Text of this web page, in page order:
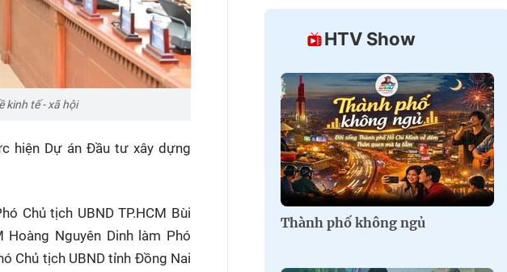
kinh tế - xã hội
hiện Dự án Đầu tư xây dựng
Chủ tịch UBND TP.HCM Bùi
Nguyên Dinh làm Phó
Chủ tịch UBND tỉnh Đồng Nai
HTV Show
Thành phố không ngủ